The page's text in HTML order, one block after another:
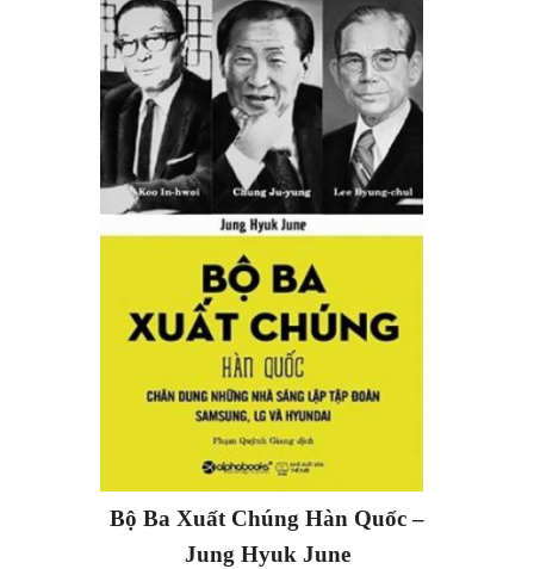
Bộ Ba Xuất Chúng Hàn Quốc –
Jung Hyuk June